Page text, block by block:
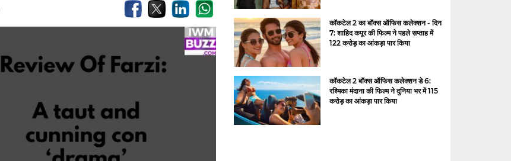
कॉकटेल 2 का बॉक्स ऑफिस कलेक्शन - दिन
7: शाहिद कपूर की फिल्म ने पहले सप्ताह में
122 करोड़ का आंकड़ा पार किया
कॉकटेल 2 बॉक्स ऑफिस कलेक्शन डे 6:
रश्मिका मंदाना की फिल्म ने दुनिया भर में 115
करोड़ का आंकड़ा पार किया